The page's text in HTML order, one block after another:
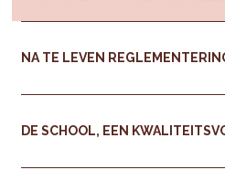
NA TE LEVEN
DE SCHOOL, EEN